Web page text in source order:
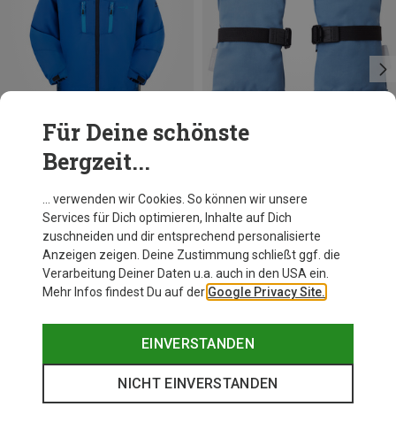
Du sparst 15%
Für Deine schönste
Bergzeit...
… verwenden wir Cookies. So können wir unsere
Services für Dich optimieren, Inhalte auf Dich
zuschneiden und dir entsprechend personalisierte
Anzeigen zeigen. Deine Zustimmung schließt ggf. die
Verarbeitung Deiner Daten u.a. auch in den USA ein.
Mehr Infos findest Du auf der Google Privacy Site.
EINVERSTANDEN
NICHT EINVERSTANDEN